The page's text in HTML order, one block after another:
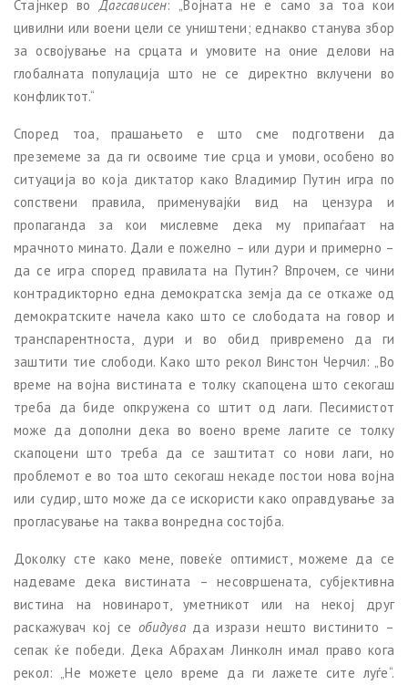
Стaјнкер воДагсависен: „Војната не е само за тоа кои
цивилни или воени цели се уништени; еднакво станува збор
за освојување на срцата и умовите на оние делови на
глобалната популација што не се директно вклучени во
конфликтот.“
Според тоа, прашањето е што сме подготвени да
преземеме за да ги освоиме тие срца и умови, особено во
ситуација во која диктатор како Владимир Путин игра по
сопствени правила, применувајќи вид на цензура и
пропаганда за кои мислевме дека му припаѓаат на
мрачното минато. Дали е пожелно – или дури и примерно –
да се игра според правилата на Путин? Впрочем, се чини
контрадикторно една демократска земја да се откаже од
демократските начела како што се слободата на говор и
транспарентноста, дури и во обид привремено да ги
заштити тие слободи. Како што рекол Винстон Черчил: „Во
време на војна вистината е толку скапоцена што секогаш
треба да биде опкружена со штит од лаги. Песимистот
може да дополни дека во воено време лагите се толку
скапоцени што треба да се заштитат со нови лаги, но
проблемот е во тоа што секогаш некаде постои нова војна
или судир, што може да се искористи како оправдување за
прогласување на таква вонредна состојба.
Доколку сте како мене, повеќе оптимист, можеме да се
надеваме дека вистината – несовршената, субјективна
вистина на новинарот, уметникот или на некој друг
раскажувач кој сеобидувада изрази нешто вистинито –
сепак ќе победи. Дека Абрахам Линколн имал право кога
рекол: „Не можете цело време да ги лажете сите луѓе“.